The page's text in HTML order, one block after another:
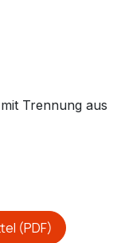
Trennung aus
(PDF)